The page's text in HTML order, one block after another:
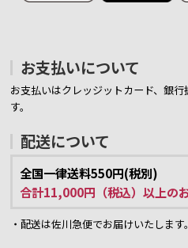
お支払いについて
お支払いはクレッジットカード、銀
す。
配送について
全国一律送料550円(税別)
合計11,000円（税込）以上の
・配送は佐川急便でお届けいたします。